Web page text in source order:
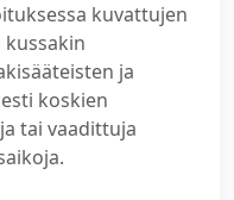
kuvattujen
ja
koskien
tai vaadittuja